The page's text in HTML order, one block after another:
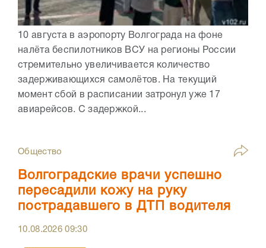
10 августа в аэропорту Волгограда на фоне
налёта беспилотников ВСУ на регионы России
стремительно увеличивается количество
задерживающихся самолётов. На текущий
момент сбой в расписании затронул уже 17
авиарейсов. С задержкой...
Общество
Волгоградские врачи успешно
пересадили кожу на руку
пострадавшего в ДТП водителя
10.08.202609:30